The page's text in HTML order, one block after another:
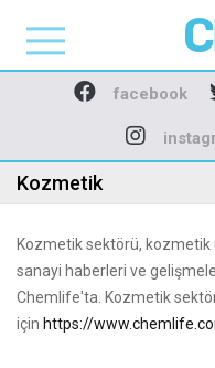
Chemlife
facebook
Kozmetik
Kozmetik sektörü,
sanayi haberleri ve
Chemlife'ta. Kozmetik
için https://